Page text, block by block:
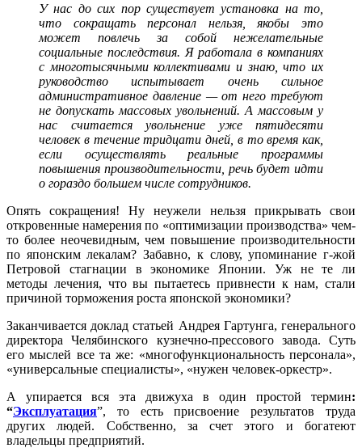
У нас до сих пор существует установка на то,
что сокращать персонал нельзя, якобы это
может повлечь за собой нежелательные
социальные последствия. Я работала в компаниях
с многотысячными коллективами и знаю, что их
руководство испытывает очень сильное
административное давление — от него требуют
не допускать массовых увольнений. А массовым у
нас считается увольнение уже пятидесяти
человек в течение тридцати дней, в то время как,
если осуществлять реальные программы
повышения производительности, речь будет идти
о гораздо большем числе сотрудников.
Опять сокращения! Ну неужели нельзя прикрывать свои
откровенные намерения по «оптимизации производства» чем-
то более неочевидным, чем повышение производительности
по японским лекалам? Забавно, к слову, упоминание г-жой
Петровой стагнации в экономике Японии. Уж не те ли
методы лечения, что вы пытаетесь привнести к нам, стали
причиной торможения роста японской экономики?
Заканчивается доклад статьей Андрея Гартунга, генерального
директора Челябинского кузнечно-прессового завода. Суть
его мыслей все та же: «многофункциональность персонала»,
«универсальные специалисты», «нужен человек-оркестр».
А упирается
вся эта движуха в один простой термин:
“Эксплуатация”, то есть присвоение результатов труда
других людей. Собственно, за счет этого и богатеют
владельцы предприятий.